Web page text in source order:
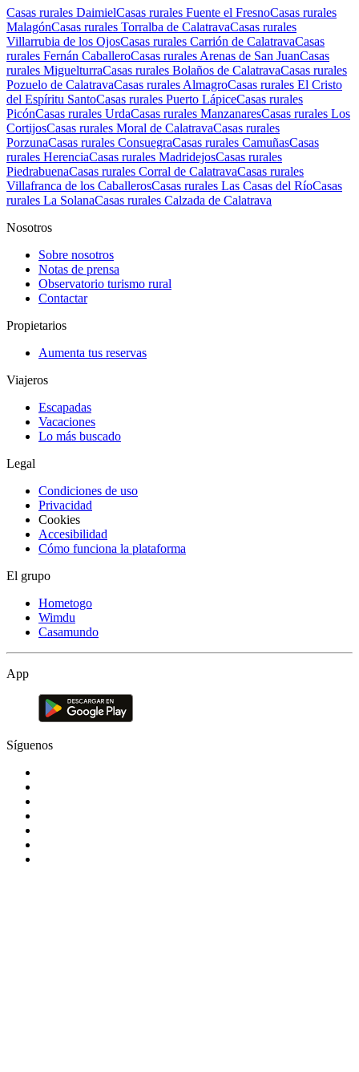
Casas rurales DaimielCasas rurales Fuente el FresnoCasas rurales
MalagónCasas rurales Torralba de CalatravaCasas rurales
Villarrubia de los OjosCasas rurales Carrión de CalatravaCasas
rurales Fernán CaballeroCasas rurales Arenas de San JuanCasas
rurales MiguelturraCasas rurales Bolaños de CalatravaCasas rurales
Pozuelo de CalatravaCasas rurales AlmagroCasas rurales El Cristo
del Espíritu SantoCasas rurales Puerto LápiceCasas rurales
PicónCasas rurales UrdaCasas rurales ManzanaresCasas rurales Los
CortijosCasas rurales Moral de CalatravaCasas rurales
PorzunaCasas rurales ConsuegraCasas rurales CamuñasCasas
rurales HerenciaCasas rurales MadridejosCasas rurales
PiedrabuenaCasas rurales Corral de CalatravaCasas rurales
Villafranca de los CaballerosCasas rurales Las Casas del RíoCasas
rurales La SolanaCasas rurales Calzada de Calatrava
Nosotros
Sobre nosotros
Notas de prensa
Observatorio turismo rural
Contactar
Propietarios
Aumenta tus reservas
Viajeros
Escapadas
Vacaciones
Lo más buscado
Legal
Condiciones de uso
Privacidad
Cookies
Accesibilidad
Cómo funciona la plataforma
El grupo
Hometogo
Wimdu
Casamundo
App
Síguenos